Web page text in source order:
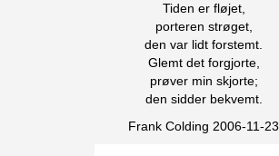
Tiden er fløjet,
porteren strøget,
den var lidt forstemt.
Glemt det forgjorte,
prøver min skjorte;
den sidder bekvemt.
Frank Colding 2006-11-23